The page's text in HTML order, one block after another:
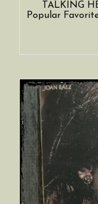
TALKING
Popular